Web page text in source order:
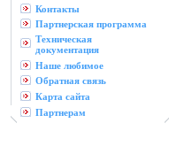
Контакты
Партнерская программа
Техническая
документация
Наше любимое
Обратная связь
Карта сайта
Партнерам